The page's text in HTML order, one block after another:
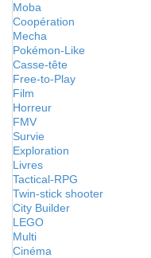
Moba
Coopération
Mecha
Pokémon-Like
Casse-tête
Free-to-Play
Film
Horreur
FMV
Survie
Exploration
Livres
Tactical-RPG
Twin-stick shooter
City Builder
LEGO
Multi
Cinéma